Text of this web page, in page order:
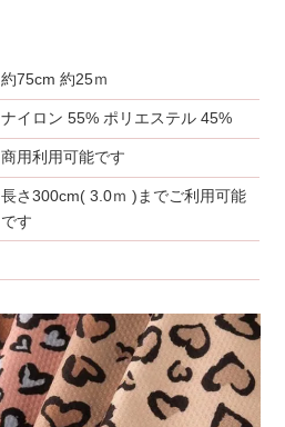
約75cm 約25ｍ
ナイロン 55% ポリエステル 45%
商用利用可能です
長さ300cm( 3.0ｍ )までご利用可能
です